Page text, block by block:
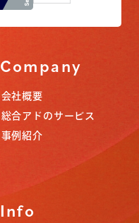
Company
会社概要
総合アドのサービス
事例紹介
Info